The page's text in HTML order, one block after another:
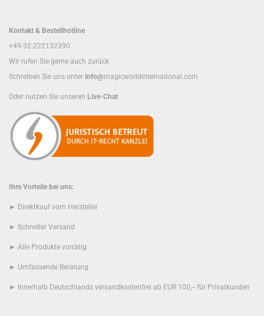
Kontakt & Bestellhotline
+49-32-222132390
Wir rufen Sie gerne auch zurück
Schreiben Sie uns unter info@magicworldinternational.com
Oder nutzen Sie unseren Live-Chat
Ihre Vorteile bei uns:
► Direktkauf vom Hersteller
► Schneller Versand
► Alle Produkte vorrätig
► Umfassende Beratung
► Innerhalb Deutschlands versandkostenfrei ab EUR 100,-- für Privatkunden